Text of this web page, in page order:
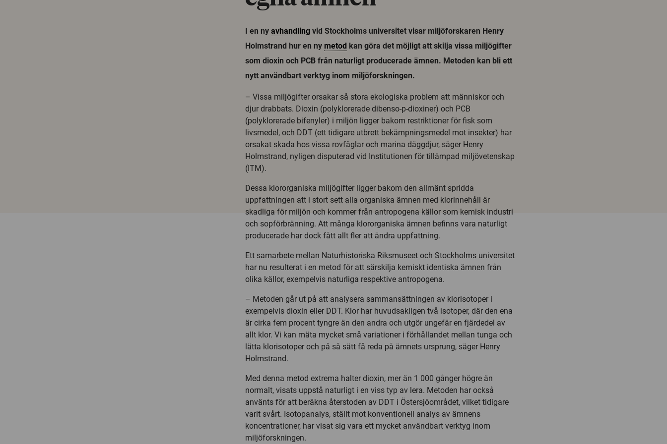
I en ny avhandling vid Stockholms universitet visar miljöforskaren Henry
Holmstrand hur en ny metod kan göra det möjligt att skilja vissa miljögifter
som dioxin och PCB från naturligt producerade ämnen. Metoden kan bli ett
nytt användbart verktyg inom miljöforskningen.
– Vissa miljögifter orsakar så stora ekologiska problem att människor och
djur drabbats. Dioxin (polyklorerade dibenso-p-dioxiner) och PCB
(polyklorerade bifenyler) i miljön ligger bakom restriktioner för fisk som
livsmedel, och DDT (ett tidigare utbrett bekämpningsmedel mot insekter) har
orsakat skada hos vissa rovfåglar och marina däggdjur, säger Henry
Holmstrand, nyligen disputerad vid Institutionen för tillämpad miljövetenskap
(ITM).
Dessa klororganiska miljögifter ligger bakom den allmänt spridda
uppfattningen att i stort sett alla organiska ämnen med klorinnehåll är
skadliga för miljön och kommer från antropogena källor som kemisk industri
och sopförbränning. Att många klororganiska ämnen befinns vara naturligt
producerade har dock fått allt fler att ändra uppfattning.
Ett samarbete mellan Naturhistoriska Riksmuseet och Stockholms universitet
har nu resulterat i en metod för att särskilja kemiskt identiska ämnen från
olika källor, exempelvis naturliga respektive antropogena.
– Metoden går ut på att analysera sammansättningen av klorisotoper i
exempelvis dioxin eller DDT. Klor har huvudsakligen två isotoper, där den ena
är cirka fem procent tyngre än den andra och utgör ungefär en fjärdedel av
allt klor. Vi kan mäta mycket små variationer i förhållandet mellan tunga och
lätta klorisotoper och på så sätt få reda på ämnets ursprung, säger Henry
Holmstrand.
Med denna metod extrema halter dioxin, mer än 1 000 gånger högre än
normalt, visats uppstå naturligt i en viss typ av lera. Metoden har också
använts för att beräkna återstoden av DDT i Östersjöområdet, vilket tidigare
varit svårt. Isotopanalys, ställt mot konventionell analys av ämnens
koncentrationer, har visat sig vara ett mycket användbart verktyg inom
miljöforskningen.